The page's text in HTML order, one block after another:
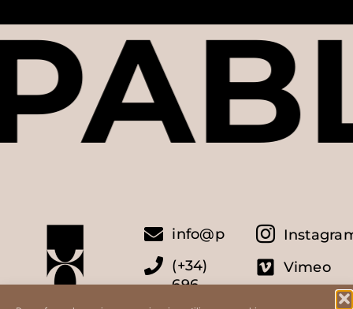
info@pabloaredo.com
(+34)
696
Vimeo